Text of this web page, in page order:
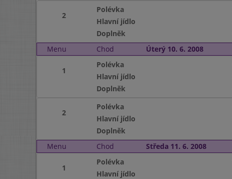
2
Polévka
Hlavní jídlo
Doplněk
Menu
Chod Úterý 10. 6. 2008
1
Polévka
Hlavní jídlo
Doplněk
2
Polévka
Hlavní jídlo
Doplněk
Menu
Chod Středa 11. 6. 2008
1
Polévka
Hlavní jídlo